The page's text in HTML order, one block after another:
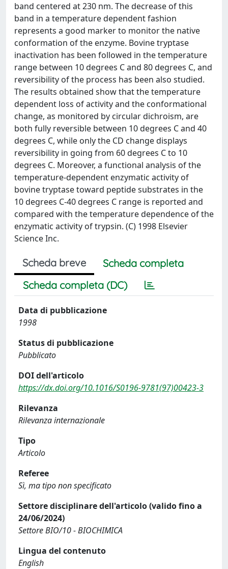
band centered at 230 nm. The decrease of this
band in a temperature dependent fashion
represents a good marker to monitor the native
conformation of the enzyme. Bovine tryptase
inactivation has been followed in the temperature
range between 10 degrees C and 80 degrees C, and
reversibility of the process has been also studied.
The results obtained show that the temperature
dependent loss of activity and the conformational
change, as monitored by circular dichroism, are
both fully reversible between 10 degrees C and 40
degrees C, while only the CD change displays
reversibility in going from 60 degrees C to 10
degrees C. Moreover, a functional analysis of the
temperature-dependent enzymatic activity of
bovine tryptase toward peptide substrates in the
10 degrees C-40 degrees C range is reported and
compared with the temperature dependence of the
enzymatic activity of trypsin. (C) 1998 Elsevier
Science Inc.
Scheda breve
Scheda completa
Scheda completa (DC)
Data di pubblicazione
1998
Status di pubblicazione
Pubblicato
DOI dell'articolo
https://dx.doi.org/10.1016/S0196-9781(97)00423-3
Rilevanza
Rilevanza internazionale
Tipo
Articolo
Referee
Sì, ma tipo non specificato
Settore disciplinare dell'articolo (valido fino a
24/06/2024)
Settore BIO/10 - BIOCHIMICA
Lingua del contenuto
English